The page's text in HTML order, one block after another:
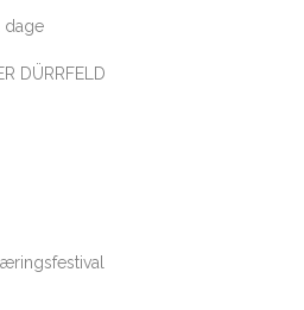
dage
DÜRRFELD